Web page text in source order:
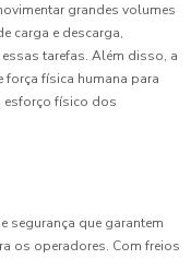
grandes volumes
carga e descarga,
tarefas. Além disso, a
força física humana para
esforço físico dos
segurança que garantem
os operadores. Com freios